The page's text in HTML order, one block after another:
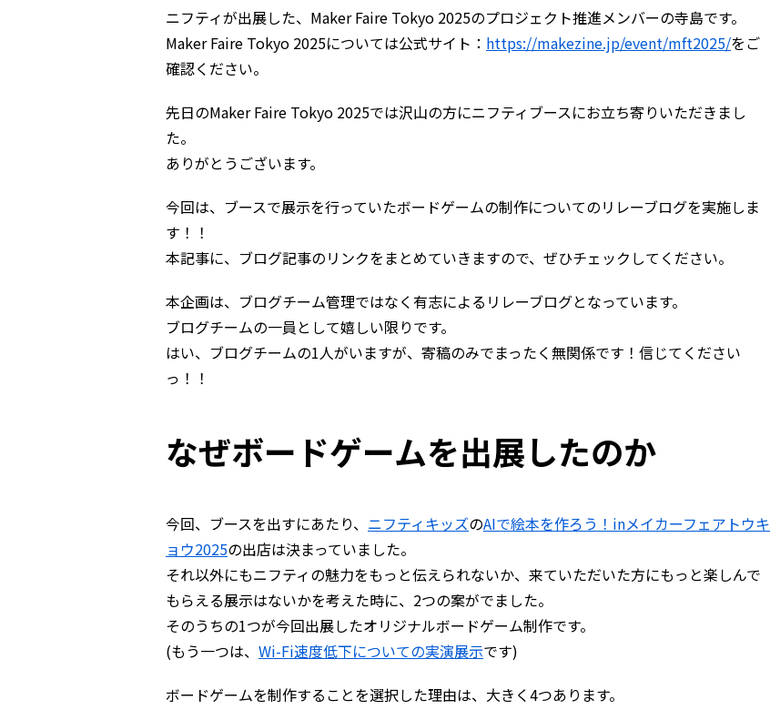
ニフティが出展した、Maker Faire Tokyo 2025のプロジェクト推進メンバーの寺島です。
Maker Faire Tokyo 2025については公式サイト： https://makezine.jp/event/mft2025/をご
確認ください。
先日のMaker Faire Tokyo 2025では沢山の方にニフティブースにお立ち寄りいただきまし
た。
ありがとうございます。
今回は、ブースで展示を行っていたボードゲームの制作についてのリレーブログを実施しま
す！！
本記事に、ブログ記事のリンクをまとめていきますので、ぜひチェックしてください。
本企画は、ブログチーム管理ではなく有志によるリレーブログとなっています。
ブログチームの一員として嬉しい限りです。
はい、ブログチームの1人がいますが、寄稿のみでまったく無関係です！信じてください
っ！！
なぜボードゲームを出展したのか
今回、ブースを出すにあたり、 ニフティキッズのAIで絵本を作ろう！inメイカーフェアトウキ
ョウ2025の出店は決まっていました。
それ以外にもニフティの魅力をもっと伝えられないか、来ていただいた方にもっと楽しんで
もらえる展示はないかを考えた時に、2つの案がでました。
そのうちの1つが今回出展したオリジナルボードゲーム制作です。
(もう一つは、 Wi-Fi速度低下についての実演展示です)
ボードゲームを制作することを選択した理由は、大きく4つあります。